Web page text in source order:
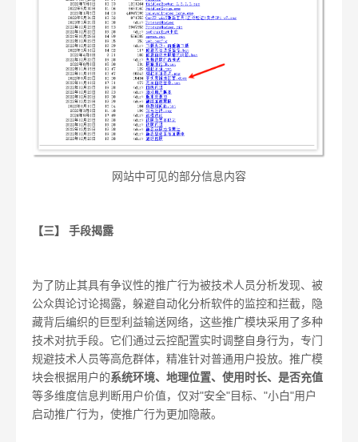
网站中可见的部分信息内容
【三】 手段揭露
为了防止其具有争议性的推广行为被技术人员分析发现、被
公众舆论讨论揭露，躲避自动化分析软件的监控和拦截，隐
藏背后编织的巨型利益输送网络，这些推广模块采用了多种
技术对抗手段。它们通过云控配置实时调整自身行为，专门
规避技术人员等高危群体，精准针对普通用户投放。推广模
块会根据用户的系统环境、地理位置、使用时长、是否充值
等多维度信息判断用户价值，仅对"安全"目标、"小白"用户
启动推广行为，使推广行为更加隐蔽。